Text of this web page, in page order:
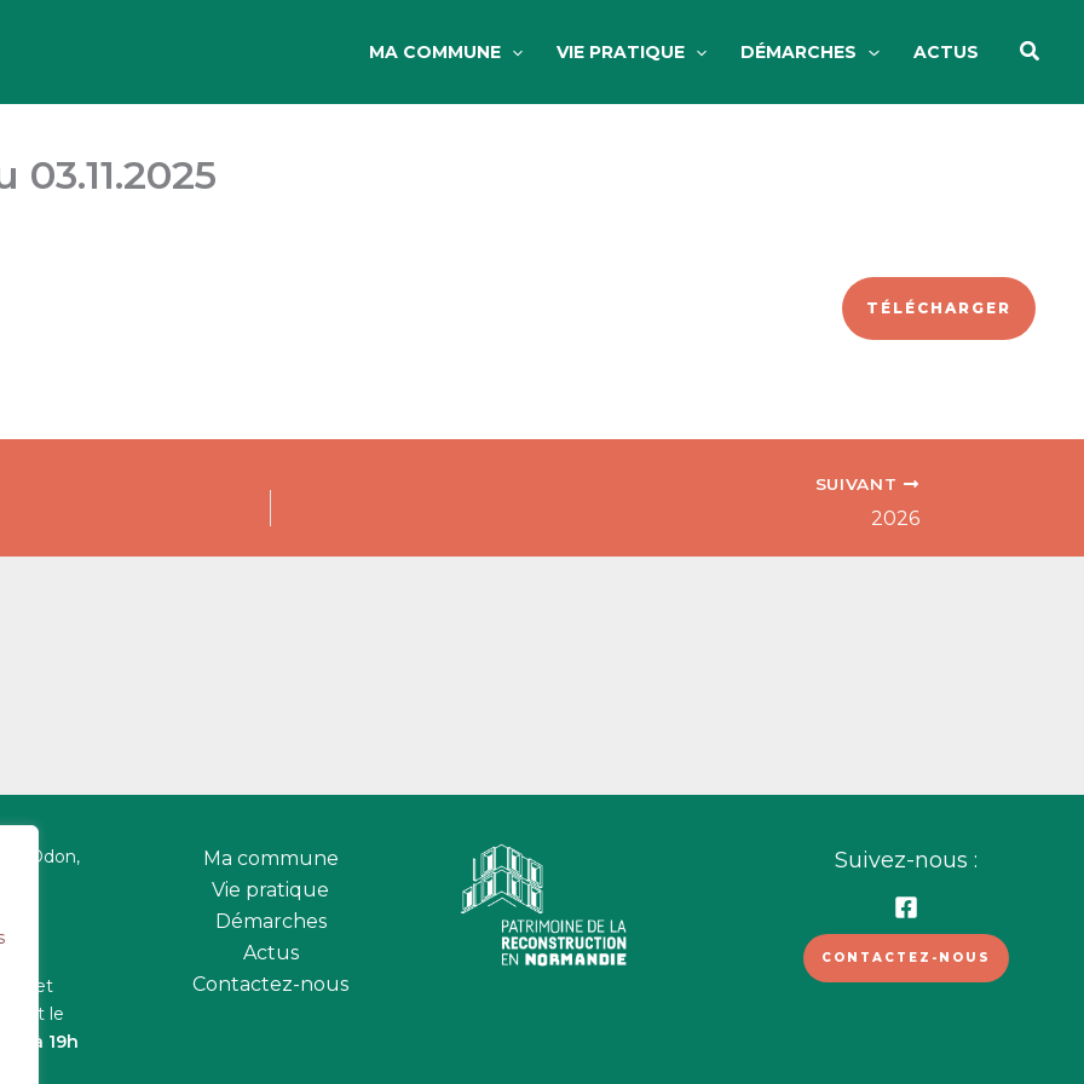
MA COMMUNE VIE PRATIQUE DÉMARCHES ACTUS
TÉLÉCHARGER
SUIVANT
2026
Odon,
et
et le
16h à 19h
Ma commune
Vie pratique
Démarches
Actus
Contactez-nous
Suivez-nous :
CONTACTEZ-NOUS